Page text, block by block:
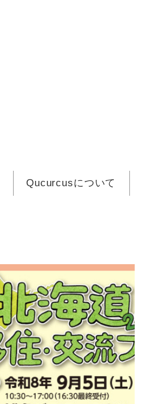
Qucurcusについて